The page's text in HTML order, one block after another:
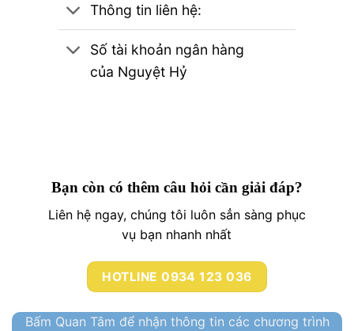
Thông tin liên hệ:
Số tài khoản ngân hàng
của Nguyệt Hỷ
Bạn còn có thêm câu hỏi cần giải đáp?
Liên hệ ngay, chúng tôi luôn sẳn sàng phục
vụ bạn nhanh nhất
HOTLINE 0934 123 036
Bấm Quan Tâm để nhận thông tin các chương trình